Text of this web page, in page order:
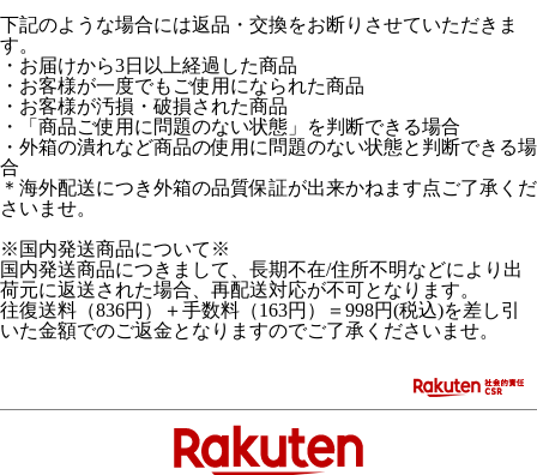
下記のような場合には返品・交換をお断りさせていただきま
す。
・お届けから3日以上経過した商品
・お客様が一度でもご使用になられた商品
・お客様が汚損・破損された商品
・「商品ご使用に問題のない状態」を判断できる場合
・外箱の潰れなど商品の使用に問題のない状態と判断できる場
合
＊海外配送につき外箱の品質保証が出来かねます点ご了承くだ
さいませ。
※国内発送商品について※
国内発送商品につきまして、長期不在/住所不明などにより出
荷元に返送された場合、再配送対応が不可となります。
往復送料（836円）＋手数料（163円）＝998円(税込)を差し引
いた金額でのご返金となりますのでご了承くださいませ。